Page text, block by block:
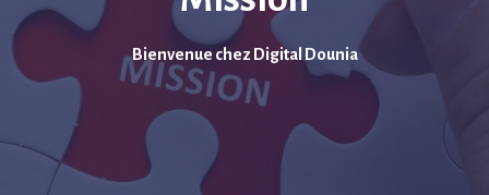
Bienvenue chez Digital Dounia